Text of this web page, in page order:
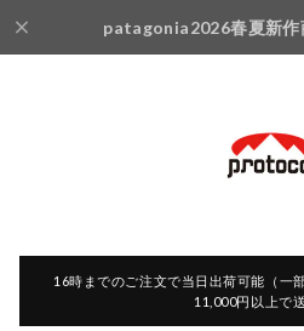
patagonia2026春夏新作
16時までのご注文で当日出荷可能（一
11,000円以上で